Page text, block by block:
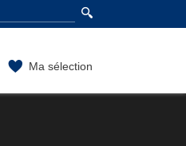
Ma sélection